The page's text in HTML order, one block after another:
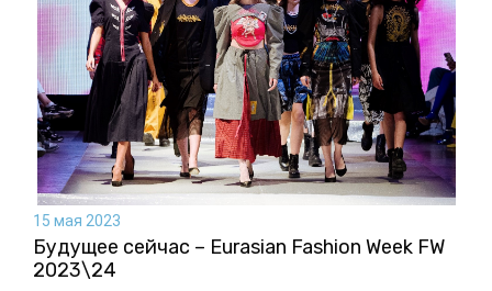
15 мая 2023
Будущее сейчас – Eurasian Fashion Week FW
2023\24